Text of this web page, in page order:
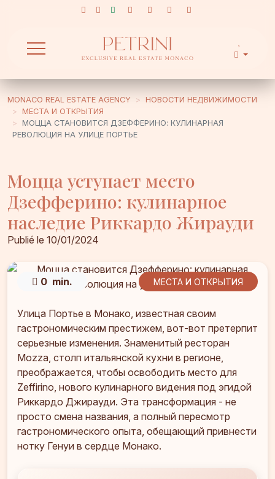
MONACO REAL ESTATE AGENCY
НОВОСТИ НЕДВИЖИМОСТИ
МЕСТА И ОТКРЫТИЯ
МОЦЦА СТАНОВИТСЯ ДЗЕФФЕРИНО: КУЛИНАРНАЯ
РЕВОЛЮЦИЯ НА УЛИЦЕ ПОРТЬЕ
Моцца уступает место
Дзефферино: кулинарное
наследие Риккардо Жирауди
Publié le 10/01/2024
0 min. МЕСТА И ОТКРЫТИЯ
Улица Портье в Монако, известная своим
гастрономическим престижем, вот-вот претерпит
серьезные изменения. Знаменитый ресторан
Mozza, столп итальянской кухни в регионе,
преображается, чтобы освободить место для
Zeffirino, нового кулинарного видения под эгидой
Риккардо Джирауди. Эта трансформация - не
просто смена названия, а полный пересмотр
гастрономического опыта, обещающий привнести
нотку Генуи в сердце Монако.